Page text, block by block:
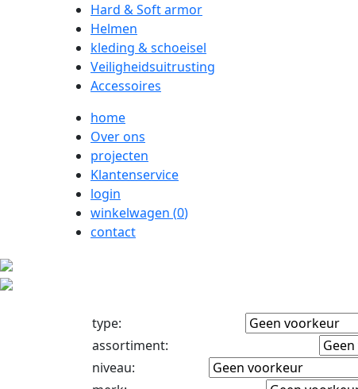
Hard & Soft armor
Helmen
kleding & schoeisel
Veiligheidsuitrusting
Accessoires
home
Over ons
projecten
Klantenservice
login
winkelwagen (0)
contact
type:
assortiment:
niveau: